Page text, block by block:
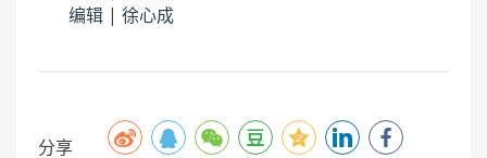
编辑 | 徐心成
分享